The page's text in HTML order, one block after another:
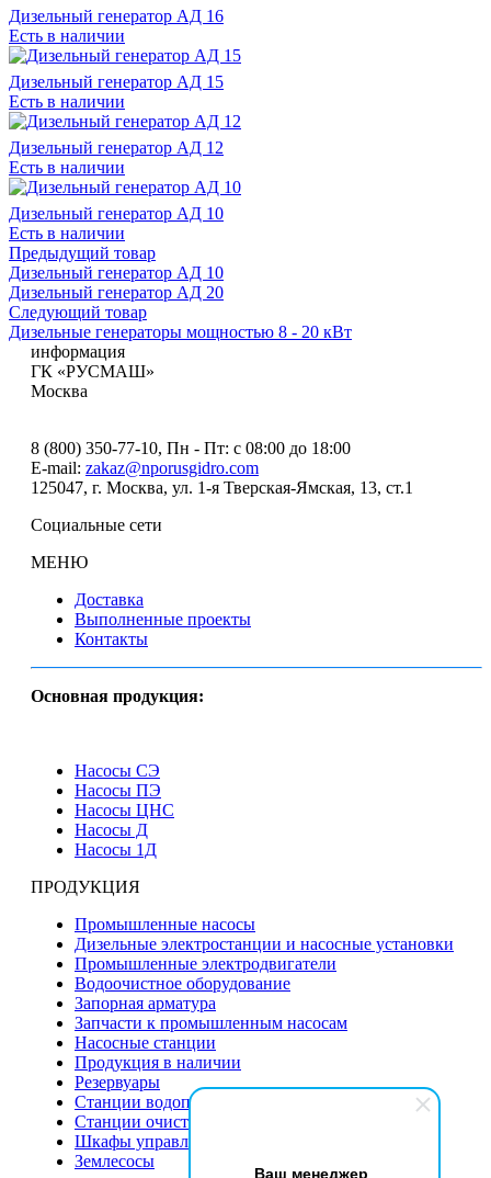
Ваш менеджер
Дизельный генератор АД 16
Есть в наличии
Дизельный генератор АД 15
Есть в наличии
Дизельный генератор АД 12
Есть в наличии
Дизельный генератор АД 10
Есть в наличии
Предыдущий товар
Дизельный генератор АД 10
Дизельный генератор АД 20
Следующий товар
Дизельные генераторы мощностью 8 - 20 кВт
информация
ГК «РУСМАШ»
Москва
8 (800) 350-77-10, Пн - Пт: с 08:00 до 18:00
E-mail: zakaz@nporusgidro.com
125047, г. Москва, ул. 1-я Тверская-Ямская, 13, ст.1
Социальные сети
МЕНЮ
Доставка
Выполненные проекты
Контакты
Основная продукция:
Насосы СЭ
Насосы ПЭ
Насосы ЦНС
Насосы Д
Насосы 1Д
ПРОДУКЦИЯ
Промышленные насосы
Дизельные электростанции и насосные установки
Промышленные электродвигатели
Водоочистное оборудование
Запорная арматура
Запчасти к промышленным насосам
Насосные станции
Продукция в наличии
Резервуары
Станции водоподготовки
Станции очистки сточных вод
Шкафы управления насосами
Землесосы